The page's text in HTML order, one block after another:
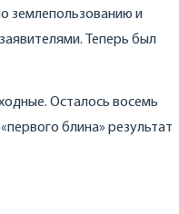
землепользованию и
Теперь был
Осталось восемь
блина» результат